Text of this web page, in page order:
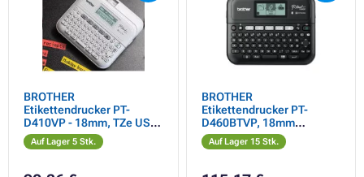
BROTHER
Etikettendrucker PT-
D410VP - 18mm, TZe USB-
Farbbänder, Tischmodell,
inklusive Koffer und
Auf Lager 5 Stk.
BROTHER
Etikettendrucker PT-
D460BTVP, 18mm
Farbband, USB,
Tragetasche, großes
Auf Lager 15 Stk.